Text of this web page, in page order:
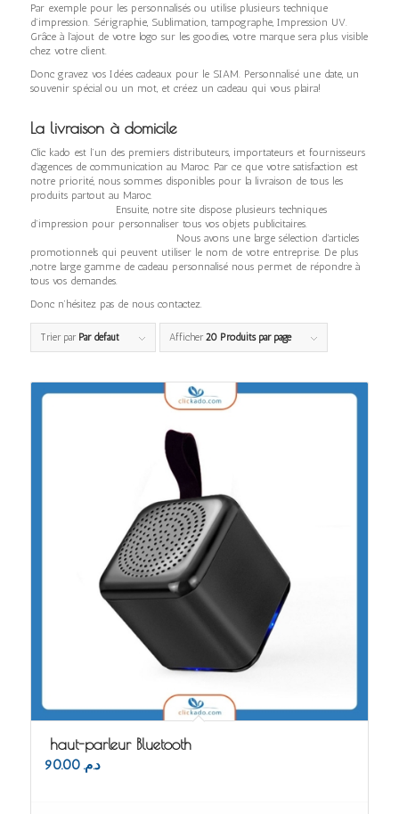
Par exemple pour les personnalisés ou utilise plusieurs technique
d’impression. Sérigraphie, Sublimation, tampographe, Impression UV.
Grâce à l’ajout de votre logo sur les goodies, votre marque sera plus visible
chez votre client.
Donc gravez vos Idées cadeaux pour le SIAM. Personnalisé une date, un
souvenir spécial ou un mot, et créez un cadeau qui vous plaira!
La livraison à domicile
Clic kado est l’un des premiers distributeurs, importateurs et fournisseurs
d’agences de communication au Maroc. Par ce que votre satisfaction est
notre priorité, nous sommes disponibles pour la livraison de tous les
produits partout au Maroc.
Ensuite, notre site dispose plusieurs techniques
d’impression pour personnaliser tous vos objets publicitaires.
Nous avons une large sélection d’articles
promotionnels qui peuvent utiliser le nom de votre entreprise. De plus
,notre large gamme de cadeau personnalisé nous permet de répondre à
tous vos demandes.
Donc n’hésitez pas de nous contactez.
Trier par Par défaut Afficher 20 Produits par page
haut-parleur Bluetooth
د.م. 90.00